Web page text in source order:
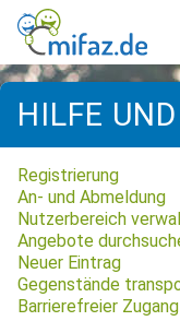
HILFE
Registrierung
An- und Abmeldung
Nutzerbereich
Angebote
Neuer Eintrag
Gegenstände
Barrierefreier